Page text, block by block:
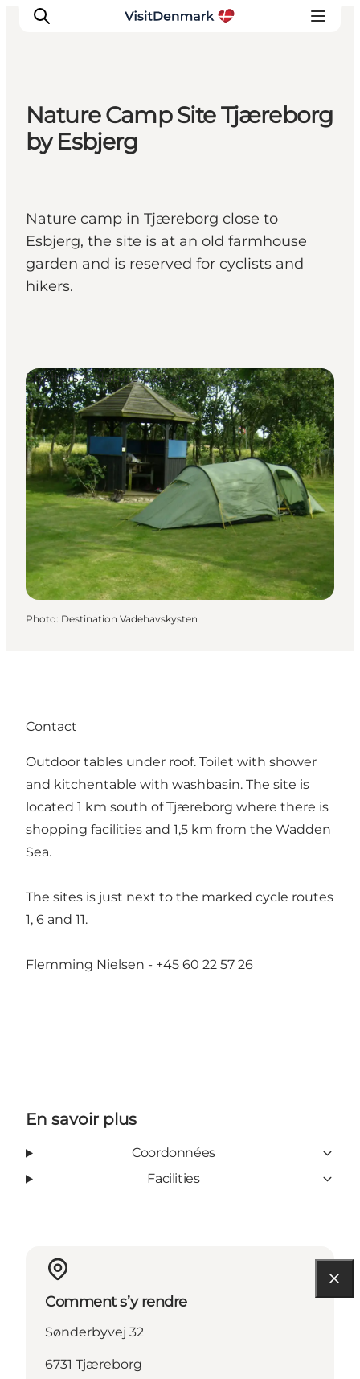
Inspirations
Destinations
Planifiez votre voyage
Nature Camp Site Tjæreborg
by Esbjerg
Nature camp in Tjæreborg close to
Esbjerg, the site is at an old farmhouse
garden and is reserved for cyclists and
hikers.
Shelters & Nature Camps
Photo: Destination Vadehavskysten
Contact
Outdoor tables under roof. Toilet with shower
and kitchentable with washbasin. The site is
located 1 km south of Tjæreborg where there is
shopping facilities and 1,5 km from the Wadden
Sea.
The sites is just next to the marked cycle routes
1, 6 and 11.
Flemming Nielsen - +45 60 22 57 26
En savoir plus
Coordonnées
Facilities
Comment s’y rendre
Sønderbyvej 32
6731 Tjæreborg